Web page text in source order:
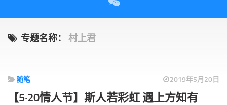
互动
专题名称： 村上君
随笔 2019年5月20日
【5·20情人节】斯人若彩虹 遇上方知有